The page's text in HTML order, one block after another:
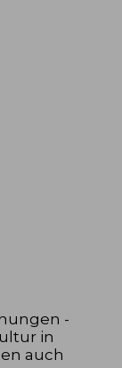
-
in
auch